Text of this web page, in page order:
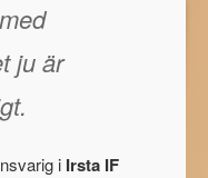
ju är
i Irsta IF